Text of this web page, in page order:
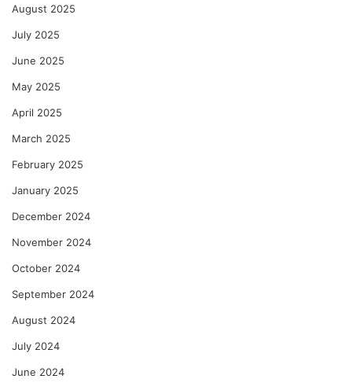
August 2025
July 2025
June 2025
May 2025
April 2025
March 2025
February 2025
January 2025
December 2024
November 2024
October 2024
September 2024
August 2024
July 2024
June 2024